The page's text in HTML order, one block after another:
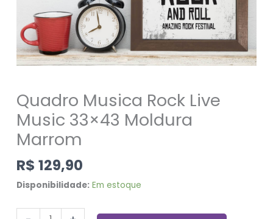
Quadro Musica Rock Live
Music 33×43 Moldura
Marrom
R$ 129,90
Disponibilidade: Em estoque